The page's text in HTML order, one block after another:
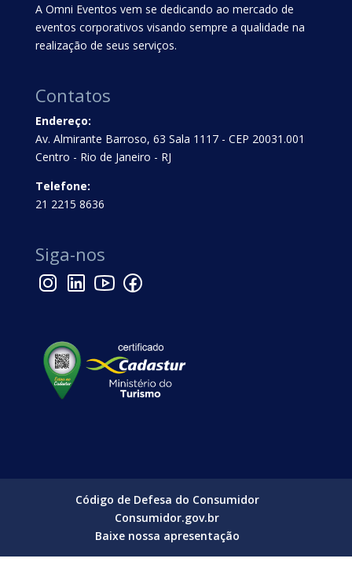
A Omni Eventos vem se dedicando ao mercado de
eventos corporativos visando sempre a qualidade na
realização de seus serviços.
Contatos
Endereço:
Av. Almirante Barroso, 63 Sala 1117 - CEP 20031.001
Centro - Rio de Janeiro - RJ
Telefone:
21 2215 8636
Siga-nos
Código de Defesa do Consumidor
Consumidor.gov.br
Baixe nossa apresentação